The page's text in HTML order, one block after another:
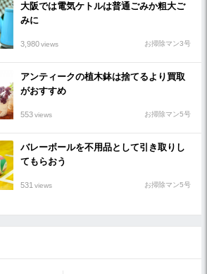
大阪では電気ケトルは普通ごみか粗大ご
みに
3,980views お掃除マン3号
アンティークの植木鉢は捨てるより買取
がおすすめ
553views お掃除マン5号
バレーボールを不用品として引き取りし
てもらおう
531 views お掃除マン5号